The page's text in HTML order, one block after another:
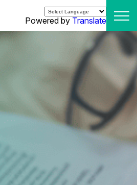
Powered by Translate